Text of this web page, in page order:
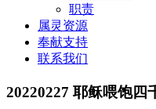
职责
属灵资源
奉献支持
联系我们
20220227 耶稣喂饱四